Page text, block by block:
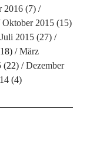
2016(7)
Oktober 2015(15)
Juli 2015(27)
März
(22)
Dezember
(4)